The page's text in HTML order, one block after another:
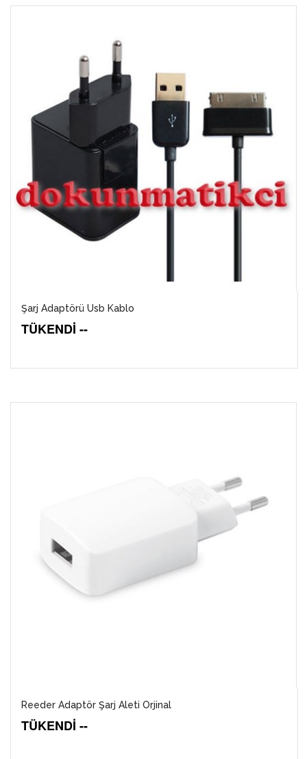
Şarj Adaptörü Usb Kablo
TÜKENDİ --
Reeder Adaptör Şarj Aleti Orjinal
TÜKENDİ --